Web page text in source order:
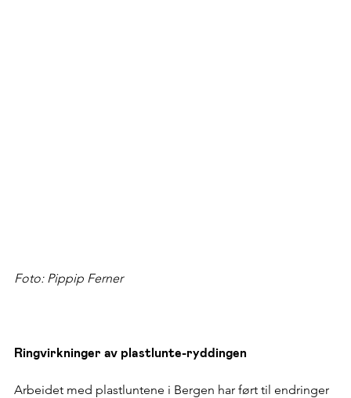
Foto: Pippip Ferner
Ringvirkninger av plastlunte-ryddingen
Arbeidet med plastluntene i Bergen har ført til endringer